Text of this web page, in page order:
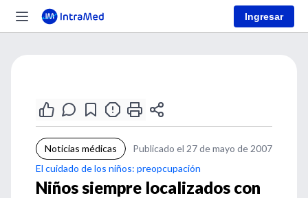
Ingresar
Noticias médicas
Publicado el 27 de mayo de 2007
El cuidado de los niños: preopcupación
Niños siempre localizados con